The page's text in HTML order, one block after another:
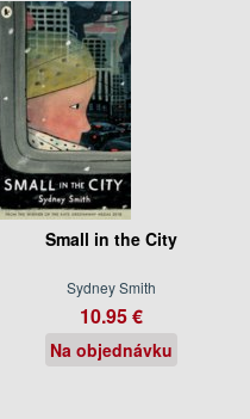
Small in the City
Sydney Smith
10.95 €
Na objednávku